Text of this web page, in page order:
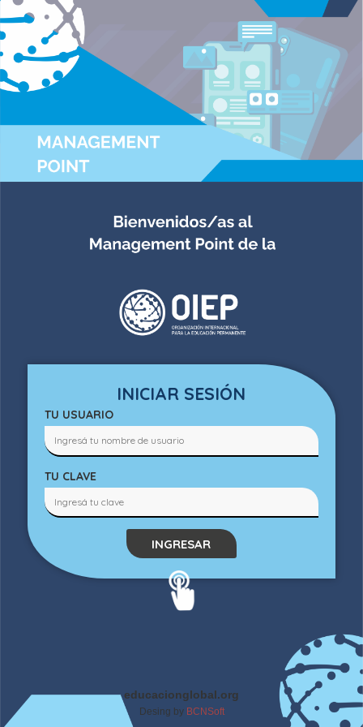
INICIAR SESIÓN
TU USUARIO
TU CLAVE
INGRESAR
educacionglobal.org
Desing by BCNSoft